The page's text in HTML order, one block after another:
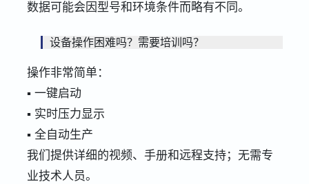
数据可能会因型号和环境条件而略有不同。
设备操作困难吗？需要培训吗？
操作非常简单：
▪ 一键启动
▪ 实时压力显示
▪ 全自动生产
我们提供详细的视频、手册和远程支持；无需专
业技术人员。